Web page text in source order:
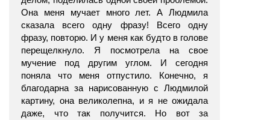
Она меня мучает много лет. А Людмила
сказала всего одну фразу! Всего одну
фразу, повторю. И у меня как будто в голове
перещелкнуло. Я посмотрела на свое
мучение под другим углом. И сегодня
поняла что меня отпустило. Конечно, я
благодарна за нарисованную с Людмилой
картину, она великолепна, и я не ожидала
даже, что так получится. Но вот за